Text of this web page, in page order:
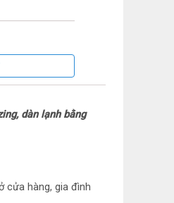
dàn lạnh bằng
cửa hàng, gia đình